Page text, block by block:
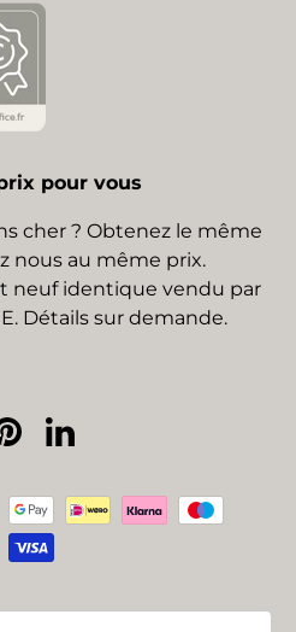
pour vous
cher ? Obtenez le même
nous au même prix.
neuf identique vendu par
Détails sur demande.
PinterestLinkedIn